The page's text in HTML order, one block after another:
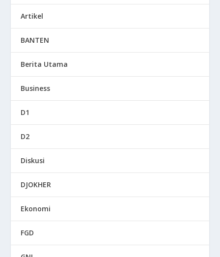
Artikel
BANTEN
Berita Utama
Business
D1
D2
Diskusi
DJOKHER
Ekonomi
FGD